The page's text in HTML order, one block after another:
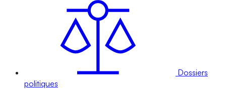
Dossiers
politiques